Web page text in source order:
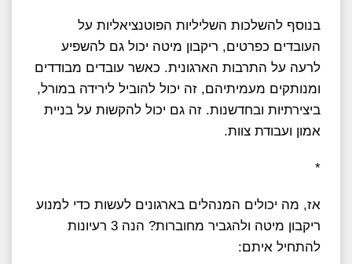
בנוסף להשלכות השליליות הפוטנציאליות על
העובדים כפרטים, ריקבון מיטה יכול גם להשפיע
לרעה על התרבות הארגונית. כאשר עובדים מבודדים
ומנותקים מעמיתיהם, זה יכול להוביל לירידה במורל,
ביצירתיות ובחדשנות. זה גם יכול להקשות על בניית
אמון ועבודת צוות.
*
אז, מה יכולים המנהלים בארגונים לעשות כדי למנוע
ריקבון מיטה ולהגביר מחוברות? הנה 3 רעיונות
להתחיל איתם: